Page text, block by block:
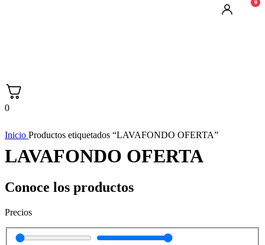
0
0
Inicio Productos etiquetados “LAVAFONDO OFERTA”
LAVAFONDO OFERTA
Conoce los productos
Precios